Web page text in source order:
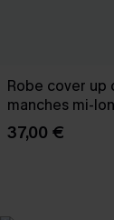
Robe cover
manches mi-
37,00 €